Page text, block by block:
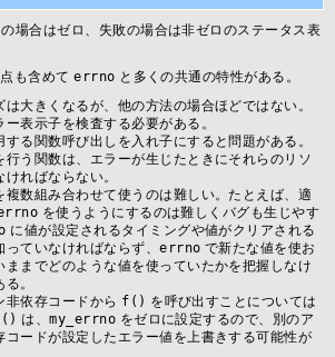
場合はゼロ、失敗の場合は非ゼロのステータス表
も含めてerrno と多くの共通の特性がある。
大きくなるが、他の方法の場合ほどではない。
表示子を検査する必要がある。
る関数呼び出しを入れ子にすると問題がある。
行う関数は、エラーが生じたときにそれらのリソ
ればならない。
複数組み合わせて使うのは難しい。たとえば、適
を使うようにするのは難しくバグも生じやす
に値が設定されるタイミングや値がクリアされる
っていなければならず、errno で新たな値を使お
ままでどのような値を使っていたかを把握しなけ
。
非依存コードから f() を呼び出すことについては
は、my_errno をゼロに設定するので、別のア
コードが設定したエラー値を上書きする可能性が